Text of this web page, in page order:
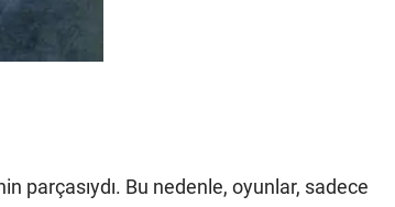
parçasıydı. Bu nedenle, oyunlar, sadece